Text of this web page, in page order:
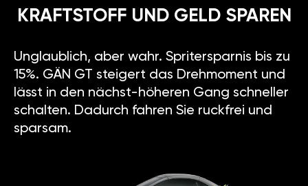
KRAFTSTOFF UND GELD SPAREN
Unglaublich, aber wahr. Spritersparnis bis zu
15%. GÄN GT steigert das Drehmoment und
lässt in den nächst-höheren Gang schneller
schalten. Dadurch fahren Sie ruckfrei und
sparsam.